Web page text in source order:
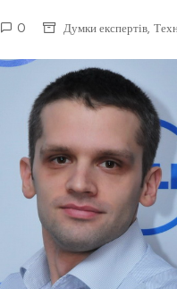
0 Думки експертів,